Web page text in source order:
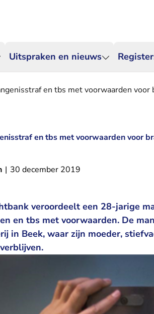
Uitspraken en nieuws
en tbs met voorwaarden
en tbs met voorwaarden voor
| 30 december 2019
veroordeelt een 28-jarige
en tbs met voorwaarden. De
in Beek, waar zijn moeder,